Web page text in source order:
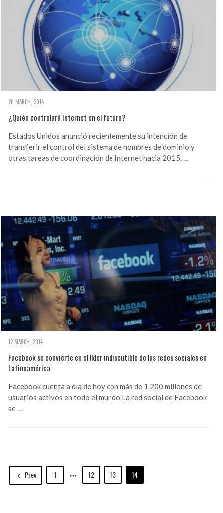
20 MARCH, 2014
¿Quién controlará Internet en el futuro?
Estados Unidos anunció recientemente su intención de
transferir el control del sistema de nombres de dominio y
otras tareas de coordinación de Internet hacia 2015. …
12 MARCH, 2014
Facebook se convierte en el líder indiscutible de las redes sociales en
Latinoamérica
Facebook cuenta a día de hoy con más de 1.200 millones de
usuarios activos en todo el mundo La red social de Facebook
se …
Prev 1 12 13 14